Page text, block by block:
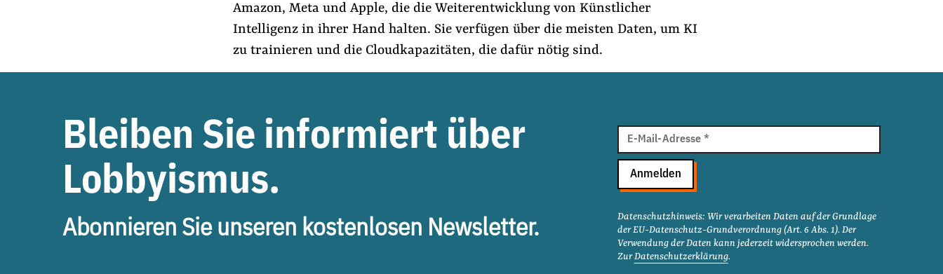
Folge Uns
FacebookMastodonBlueskyInstagram Feed
Amazon, Meta und Apple, die die Weiterentwicklung von Künstlicher
Intelligenz in ihrer Hand halten. Sie verfügen über die meisten Daten, um KI
zu trainieren und die Cloudkapazitäten, die dafür nötig sind.
Bleiben Sie informiert über
Lobbyismus.
Abonnieren Sie unseren kostenlosen Newsletter.
Mail
Adresse
E-Mail-Adresse *
Anmelden
Datenschutzhinweis: Wir verarbeiten Daten auf der Grundlage
der EU-Datenschutz-Grundverordnung (Art. 6 Abs. 1). Der
Verwendung der Daten kann jederzeit widersprochen werden.
ZurDatenschutzerklärung.